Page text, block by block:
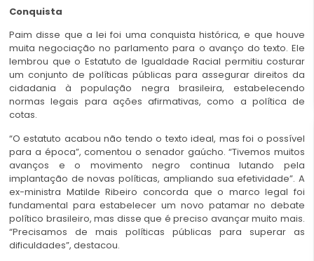
Conquista
Paim disse que a lei foi uma conquista histórica, e que houve
muita negociação no parlamento para o avanço do texto. Ele
lembrou que o Estatuto de Igualdade Racial permitiu costurar
um conjunto de políticas públicas para assegurar direitos da
cidadania à população negra brasileira, estabelecendo
normas legais para ações afirmativas, como a política de
cotas.
“O estatuto acabou não tendo o texto ideal, mas foi o possível
para a época”, comentou o senador gaúcho. “Tivemos muitos
avanços e o movimento negro continua lutando pela
implantação de novas políticas, ampliando sua efetividade”. A
ex-ministra Matilde Ribeiro concorda que o marco legal foi
fundamental para estabelecer um novo patamar no debate
político brasileiro, mas disse que é preciso avançar muito mais.
“Precisamos de mais políticas públicas para superar as
dificuldades”, destacou.